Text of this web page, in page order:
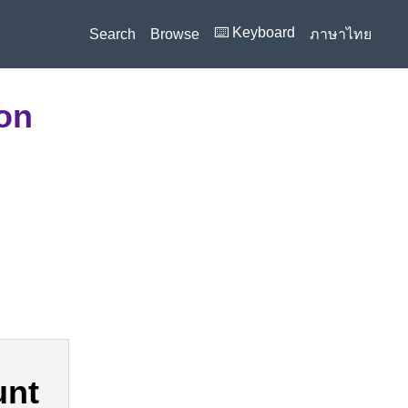
Search Browse ⌨️ Keyboard ภาษาไทย